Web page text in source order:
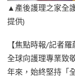
▲產後護理之家全
提供)
【焦點時報/記者
全球向護理專業致
年來，始終堅持「